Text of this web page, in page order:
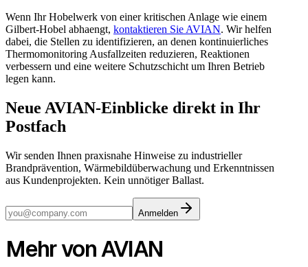
Wenn Ihr Hobelwerk von einer kritischen Anlage wie einem
Gilbert-Hobel abhaengt, kontaktieren Sie AVIAN. Wir helfen
dabei, die Stellen zu identifizieren, an denen kontinuierliches
Thermomonitoring Ausfallzeiten reduzieren, Reaktionen
verbessern und eine weitere Schutzschicht um Ihren Betrieb
legen kann.
Neue AVIAN-Einblicke direkt in Ihr
Postfach
Wir senden Ihnen praxisnahe Hinweise zu industrieller
Brandprävention, Wärmebildüberwachung und Erkenntnissen
aus Kundenprojekten. Kein unnötiger Ballast.
Anmelden
Mehr von AVIAN